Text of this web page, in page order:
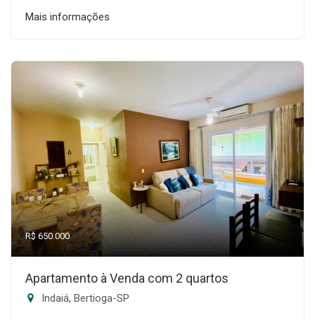
Mais informações
R$ 650.000
Apartamento à Venda com 2 quartos
Indaiá, Bertioga-SP